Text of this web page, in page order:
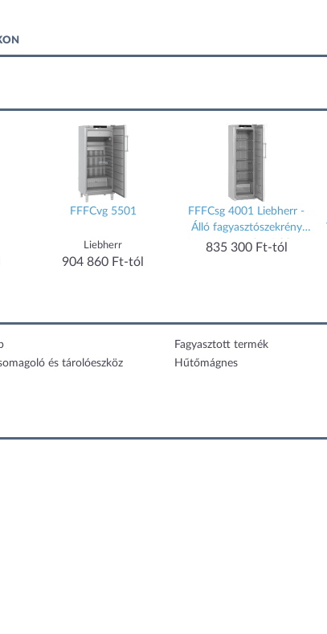
FFFCvg 5501
Liebherr
904 860 Ft-tól
FFFCsg 4001 Liebherr -
Álló fagyasztószekrény
SmartFrost-tal - Liebherr
835 300 Ft-tól
Fagyasztott termék
és tárolóeszköz Hűtőmágnes